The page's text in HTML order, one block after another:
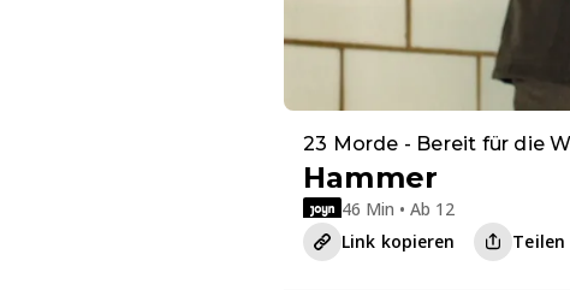
23 Morde - Bereit für die
Hammer
46 Min • Ab 12
Link kopieren
Teilen